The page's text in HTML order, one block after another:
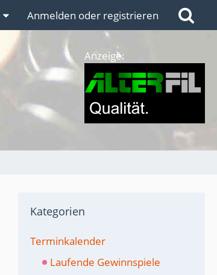
Anmelden oder registrieren
Anzeige:
Kategorien
Terminkalender
Laufende Gewinnspiele